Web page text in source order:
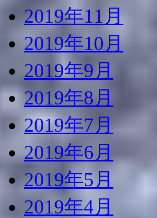
2019年11月
2019年10月
2019年9月
2019年8月
2019年7月
2019年6月
2019年5月
2019年4月